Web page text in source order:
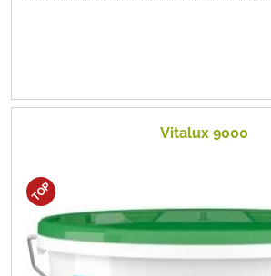
Vitalux 9000
TOP